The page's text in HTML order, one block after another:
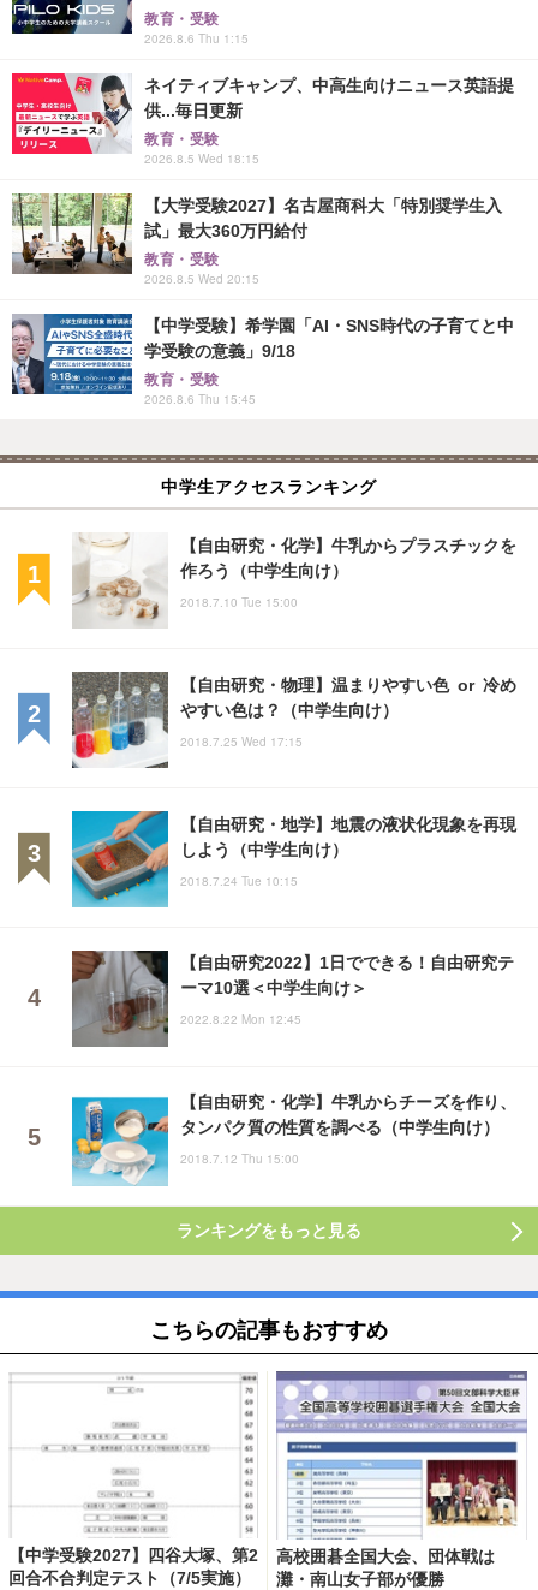
教育・受験
2026.8.6 Thu 1:15
ネイティブキャンプ、中高生向けニュース英語提
供...毎日更新
教育・受験
2026.8.5 Wed 18:15
【大学受験2027】名古屋商科大「特別奨学生入
試」最大360万円給付
教育・受験
2026.8.5 Wed 20:15
【中学受験】希学園「AI・SNS時代の子育てと中
学受験の意義」9/18
教育・受験
2026.8.6 Thu 15:45
中学生アクセスランキング
【自由研究・化学】牛乳からプラスチックを
作ろう（中学生向け）
2018.7.10 Tue 15:00
【自由研究・物理】温まりやすい色 or 冷め
やすい色は？（中学生向け）
2018.7.25 Wed 17:15
【自由研究・地学】地震の液状化現象を再現
しよう（中学生向け）
2018.7.24 Tue 10:15
【自由研究2022】1日でできる！自由研究テ
ーマ10選＜中学生向け＞
2022.8.22 Mon 12:45
【自由研究・化学】牛乳からチーズを作り、
タンパク質の性質を調べる（中学生向け）
2018.7.12 Thu 15:00
ランキングをもっと見る
こちらの記事もおすすめ
【中学受験2027】四谷大塚、第2
回合不合判定テスト（7/5実施）
高校囲碁全国大会、団体戦は
灘・南山女子部が優勝